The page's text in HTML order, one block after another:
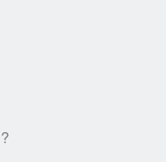
Voici les
Awards 2023: Les
!